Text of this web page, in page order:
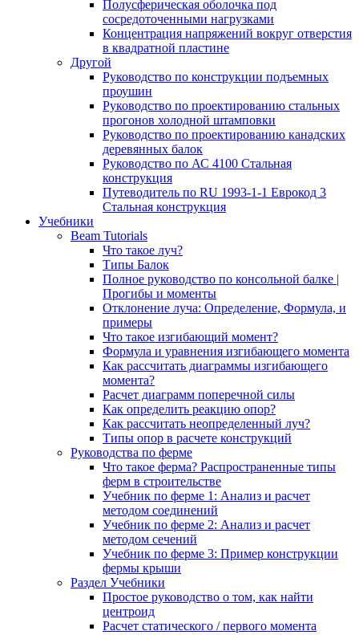
Полусферическая оболочка под
сосредоточенными нагрузками
Концентрация напряжений вокруг отверстия
в квадратной пластине
Другой
Руководство по конструкции подъемных
проушин
Руководство по проектированию стальных
прогонов холодной штамповки
Руководство по проектированию канадских
деревянных балок
Руководство по АС 4100 Стальная
конструкция
Путеводитель по RU 1993-1-1 Еврокод 3
Стальная конструкция
Учебники
Beam Tutorials
Что такое луч?
Типы Балок
Полное руководство по консольной балке |
Прогибы и моменты
Отклонение луча: Определение, Формула, и
примеры
Что такое изгибающий момент?
Формула и уравнения изгибающего момента
Как рассчитать диаграммы изгибающего
момента?
Расчет диаграмм поперечной силы
Как определить реакцию опор?
Как рассчитать неопределенный луч?
Типы опор в расчете конструкций
Руководства по ферме
Что такое ферма? Распространенные типы
ферм в строительстве
Учебник по ферме 1: Анализ и расчет
методом соединений
Учебник по ферме 2: Анализ и расчет
методом сечений
Учебник по ферме 3: Пример конструкции
фермы крыши
Раздел Учебники
Простое руководство о том, как найти
центроид
Расчет статического / первого момента